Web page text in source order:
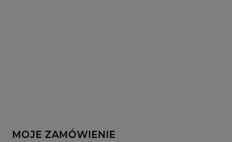
MOJE ZAMÓWIENIE